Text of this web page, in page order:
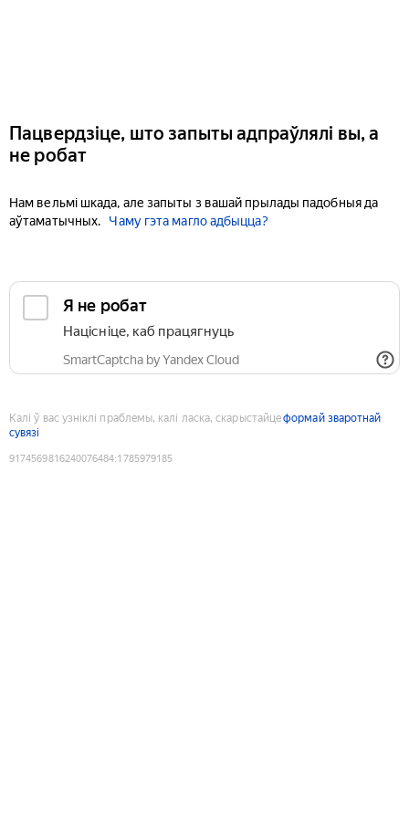
Пацвердзіце, што запыты адпраўлялі вы, а
не робат
Нам вельмі шкада, але запыты з вашай прылады падобныя да
аўтаматычных.
Чаму гэта магло адбыцца?
Я не робат
Націсніце, каб працягнуць
SmartCaptcha by Yandex Cloud
Калі ў вас узніклі праблемы, калі ласка, скарыстайцеформай зваротнай
сувязі
9174569816240076484:1785979185